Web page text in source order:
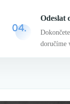
Odeslat
doručíme